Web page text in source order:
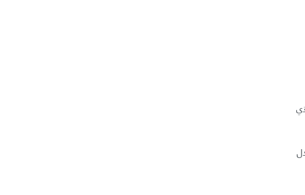
الأولى، إذ ازداد المُعدل عن سنة 2016 الذي
المُعدل